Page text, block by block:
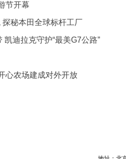
节开幕
秘本田全球标杆工厂
凯迪拉克守护“最美G7公路”
心农场建成对外开放